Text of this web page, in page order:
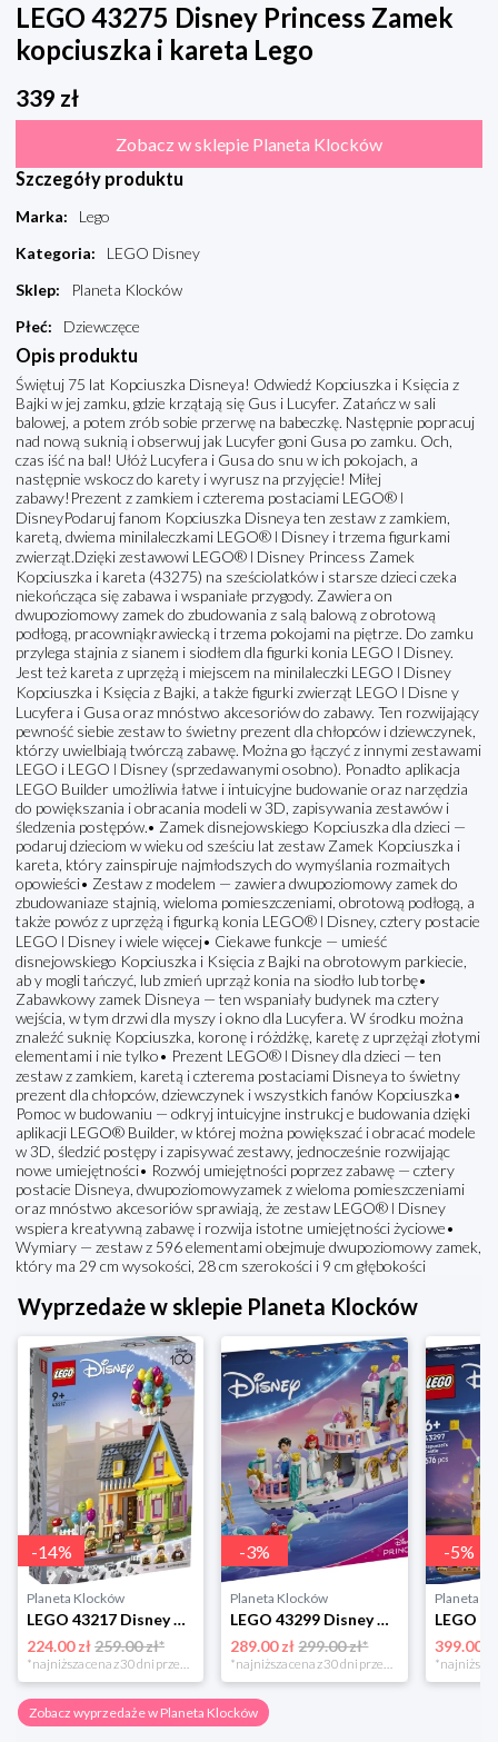
LEGO 43275 Disney Princess Zamek
kopciuszka i kareta Lego
339 zł
Zobacz w sklepie Planeta Klocków
Szczegóły produktu
Marka:
Lego
Kategoria:
LEGO Disney
Sklep:
Planeta Klocków
Płeć: Dziewczęce
Opis produktu
Świętuj 75 lat Kopciuszka Disneya! Odwiedź Kopciuszka i Księcia z
Bajki w jej zamku, gdzie krzątają się Gus i Lucyfer. Zatańcz w sali
balowej, a potem zrób sobie przerwę na babeczkę. Następnie popracuj
nad nową suknią i obserwuj jak Lucyfer goni Gusa po zamku. Och,
czas iść na bal! Ułóż Lucyfera i Gusa do snu w ich pokojach, a
następnie wskocz do karety i wyrusz na przyjęcie! Miłej
zabawy!Prezent z zamkiem i czterema postaciami LEGO® ǀ
DisneyPodaruj fanom Kopciuszka Disneya ten zestaw z zamkiem,
karetą, dwiema minilaleczkami LEGO® ǀ Disney i trzema figurkami
zwierząt.Dzięki zestawowi LEGO® ǀ Disney Princess Zamek
Kopciuszka i kareta (43275) na sześciolatków i starsze dzieci czeka
niekończąca się zabawa i wspaniałe przygody. Zawiera on
dwupoziomowy zamek do zbudowania z salą balową z obrotową
podłogą, pracowniąkrawiecką i trzema pokojami na piętrze. Do zamku
przylega stajnia z sianem i siodłem dla figurki konia LEGO ǀ Disney.
Jest też kareta z uprzężą i miejscem na minilaleczki LEGO ǀ Disney
Kopciuszka i Księcia z Bajki, a także figurki zwierząt LEGO ǀ Disne y
Lucyfera i Gusa oraz mnóstwo akcesoriów do zabawy. Ten rozwijający
pewność siebie zestaw to świetny prezent dla chłopców i dziewczynek,
którzy uwielbiają twórczą zabawę. Można go łączyć z innymi zestawami
LEGO i LEGO ǀ Disney (sprzedawanymi osobno). Ponadto aplikacja
LEGO Builder umożliwia łatwe i intuicyjne budowanie oraz narzędzia
do powiększania i obracania modeli w 3D, zapisywania zestawów i
śledzenia postępów.• Zamek disnejowskiego Kopciuszka dla dzieci —
podaruj dzieciom w wieku od sześciu lat zestaw Zamek Kopciuszka i
kareta, który zainspiruje najmłodszych do wymyślania rozmaitych
opowieści• Zestaw z modelem — zawiera dwupoziomowy zamek do
zbudowaniaze stajnią, wieloma pomieszczeniami, obrotową podłogą, a
także powóz z uprzężą i figurką konia LEGO® ǀ Disney, cztery postacie
LEGO ǀ Disney i wiele więcej• Ciekawe funkcje — umieść
disnejowskiego Kopciuszka i Księcia z Bajki na obrotowym parkiecie,
ab y mogli tańczyć, lub zmień uprząż konia na siodło lub torbę•
Zabawkowy zamek Disneya — ten wspaniały budynek ma cztery
wejścia, w tym drzwi dla myszy i okno dla Lucyfera. W środku można
znaleźć suknię Kopciuszka, koronę i różdżkę, karetę z uprzężąi złotymi
elementami i nie tylko• Prezent LEGO® ǀ Disney dla dzieci — ten
zestaw z zamkiem, karetą i czterema postaciami Disneya to świetny
prezent dla chłopców, dziewczynek i wszystkich fanów Kopciuszka•
Pomoc w budowaniu — odkryj intuicyjne instrukcj e budowania dzięki
aplikacji LEGO® Builder, w której można powiększać i obracać modele
w 3D, śledzić postępy i zapisywać zestawy, jednocześnie rozwijając
nowe umiejętności• Rozwój umiejętności poprzez zabawę — cztery
postacie Disneya, dwupoziomowyzamek z wieloma pomieszczeniami
oraz mnóstwo akcesoriów sprawiają, że zestaw LEGO® ǀ Disney
wspiera kreatywną zabawę i rozwija istotne umiejętności życiowe•
Wymiary — zestaw z 596 elementami obejmuje dwupoziomowy zamek,
który ma 29 cm wysokości, 28 cm szerokości i 9 cm głębokości
Wyprzedaże w sklepie Planeta Klocków
-14%
Planeta Klocków
LEGO 43217 Disney Dom z filmu „Odlot” Lego
224.00 zł259.00 zł*
*najniższa cena z 30 dni przed obniżką
-3%
Planeta Klocków
LEGO 43299 Disney Animation Królewska łódź weselna Arielki Lego
289.00 zł 299.00 zł*
*najniższa cena z 30 dni przed obniżką
-5%
Planeta
399.00 zł
Zobacz wyprzedaże w Planeta Klocków